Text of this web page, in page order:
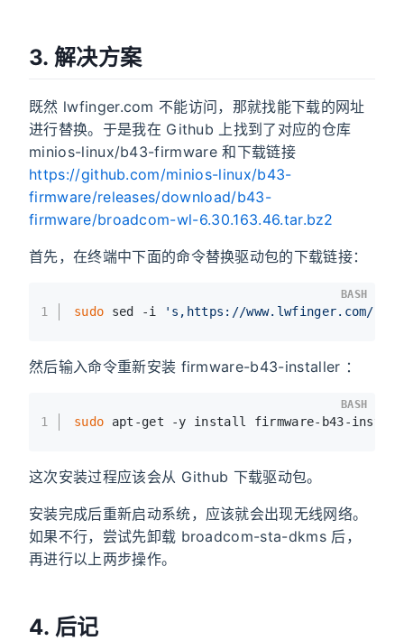
3. 解决方案
既然 lwfinger.com 不能访问，那就找能下载的网址
进行替换。于是我在 Github 上找到了对应的仓库
minios-linux/b43-firmware 和下载链接
https://github.com/minios-linux/b43-
firmware/releases/download/b43-
firmware/broadcom-wl-6.30.163.46.tar.bz2
首先，在终端中下面的命令替换驱动包的下载链接：
1 sudo sed -i 's,https://www.lwfinger.com/b43-
BASH
然后输入命令重新安装 firmware-b43-installer ：
1 sudo apt-get -y install firmware-b43-
BASH
这次安装过程应该会从 Github 下载驱动包。
安装完成后重新启动系统，应该就会出现无线网络。
如果不行，尝试先卸载 broadcom-sta-dkms 后，
再进行以上两步操作。
4. 后记